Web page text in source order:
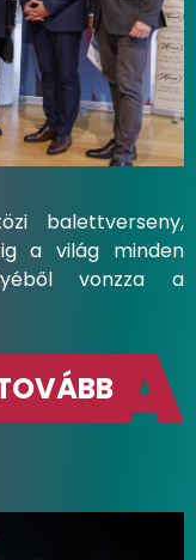
balettverseny,
a világ minden
vonzza a